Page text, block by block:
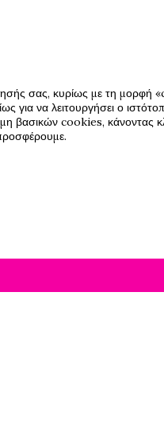
σας, κυρίως με τη μορφή
να λειτουργήσει ο
cookies, κάνοντας